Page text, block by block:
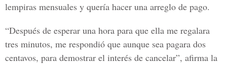
lempiras mensuales y quería hacer una arreglo de pago.
“Después de esperar una hora para que ella me regalara
tres minutos, me respondió que aunque sea pagara dos
centavos, para demostrar el interés de cancelar”, afirma la